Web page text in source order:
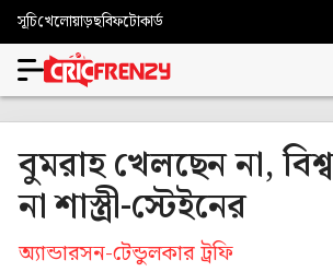
সূচিখেলোয়াড়ছবিফটোকার্ড
বুমরাহ খেলছেন না,
না শাস্ত্রী-স্টেইনের
অ্যান্ডারসন-টেন্ডুলকার ট্রফি